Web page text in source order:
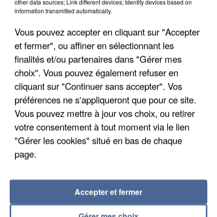
UN SECOND CADRE DE LA DZ MAFIA
INTERPELLÉ EN ALGÉRIE
other data sources; Link different devices; Identify devices based on
information transmitted automatically.
Vous pouvez accepter en cliquant sur "Accepter
et fermer", ou affiner en sélectionnant les
finalités et/ou partenaires dans "Gérer mes
choix". Vous pouvez également refuser en
cliquant sur "Continuer sans accepter". Vos
préférences ne s'appliqueront que pour ce site.
Vous pouvez mettre à jour vos choix, ou retirer
votre consentement à tout moment via le lien
"Gérer les cookies" situé en bas de chaque
page.
Accepter et fermer